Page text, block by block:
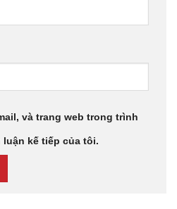
và trang web trong trình
kế tiếp của tôi.